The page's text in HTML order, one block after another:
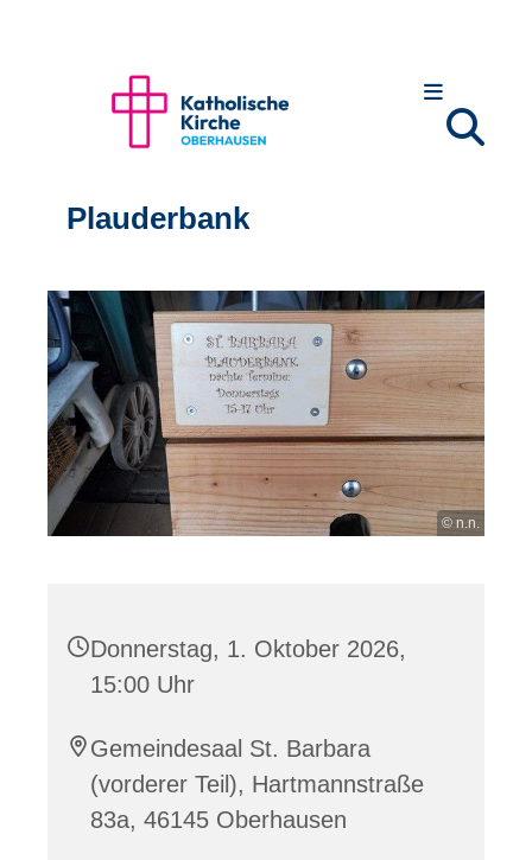
Plauderbank
© n.n.
Donnerstag, 1. Oktober 2026,
15:00 Uhr
Gemeindesaal St. Barbara
(vorderer Teil), Hartmannstraße
83a, 46145 Oberhausen